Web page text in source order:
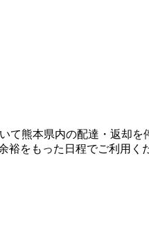
て熊本県内の配達・返却を
をもった日程でご利用く